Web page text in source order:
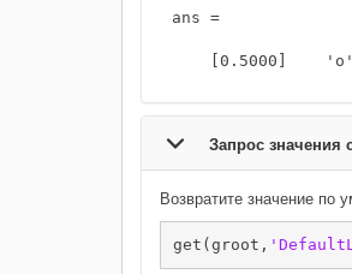
ans =
[0.5000]    'o'
Запрос значения
Возвратите значение по
get(groot,